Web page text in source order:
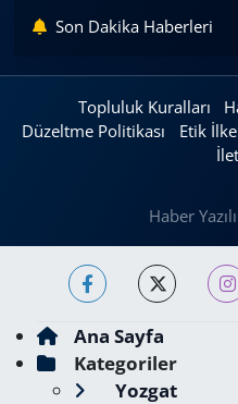
Son Dakika Haberleri
Topluluk Kuralları
Düzeltme Politikası
Etik
Haber
Ana Sayfa
Kategoriler
Yozgat